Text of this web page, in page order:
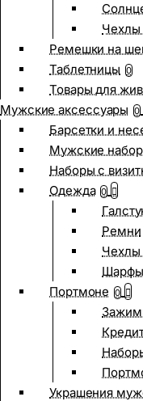
Чехлы
Ремешки на
Таблетницы 0
Товары для
Мужские аксессуары 0
Барсетки и
Мужские
Наборы с
Одежда 0
Ремни
Чехлы
Шарфы
Портмоне 0
Украшения